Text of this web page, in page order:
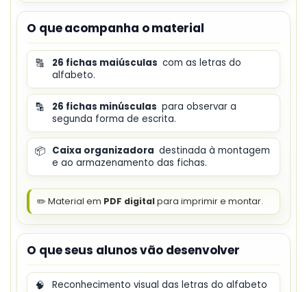
O que acompanha o material
🔠 26 fichas maiúsculas com as letras do
alfabeto.
🔡 26 fichas minúsculas para observar a
segunda forma de escrita.
📦 Caixa organizadora destinada à montagem
e ao armazenamento das fichas.
✏️ Material em PDF digitalpara imprimir e montar.
O que seus alunos vão desenvolver
🧠 Reconhecimento visual das letras do alfabeto